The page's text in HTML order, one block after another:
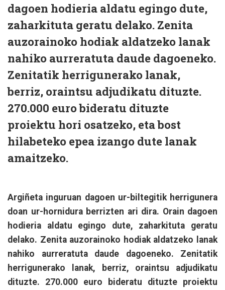
dagoen hodieria aldatu egingo dute,
zaharkituta geratu delako. Zenita
auzorainoko hodiak aldatzeko lanak
nahiko aurreratuta daude dagoeneko.
Zenitatik herrigunerako lanak,
berriz, oraintsu adjudikatu dituzte.
270.000 euro bideratu dituzte
proiektu hori osatzeko, eta bost
hilabeteko epea izango dute lanak
amaitzeko.
Argiñeta inguruan dagoen ur-biltegitik herrigunera
doan ur-hornidura berrizten ari dira. Orain dagoen
hodieria aldatu egingo dute, zaharkituta geratu
delako. Zenita auzorainoko hodiak aldatzeko lanak
nahiko aurreratuta daude dagoeneko. Zenitatik
herrigunerako lanak, berriz, oraintsu adjudikatu
dituzte. 270.000 euro bideratu dituzte proiektu